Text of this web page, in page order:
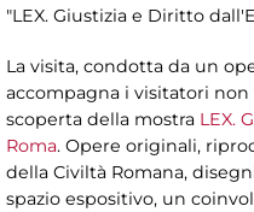
"LEX. Giustizia e Diritto
La visita, condotta da un
accompagna i visitatori
scoperta della mostra LEX.
Roma. Opere originali,
della Civiltà Romana,
spazio espositivo, un